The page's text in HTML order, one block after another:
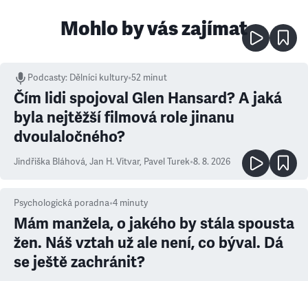
Mohlo by vás zajímat
Podcasty: Dělníci kultury•52 minut
Čím lidi spojoval Glen Hansard? A jaká
byla nejtěžší filmová role jinanu
dvoulaločného?
Jindřiška Bláhová, Jan H. Vitvar, Pavel Turek•8. 8. 2026
Psychologická poradna•4 minuty
Mám manžela, o jakého by stála spousta
žen. Náš vztah už ale není, co býval. Dá
se ještě zachránit?